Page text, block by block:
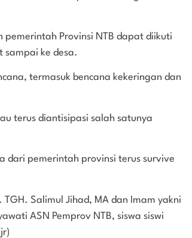
pemerintah Provinsi NTB dapat diikuti
sampai ke desa.
termasuk bencana kekeringan dan
terus diantisipasi salah satunya
dari pemerintah provinsi terus survive
Salimul Jihad, MA dan Imam yakni
ASN Pemprov NTB, siswa siswi